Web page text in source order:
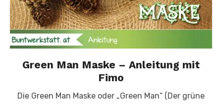
Green Man Maske – Anleitung mit
Fimo
Die Green Man Maske oder „Green Man“ (Der grüne